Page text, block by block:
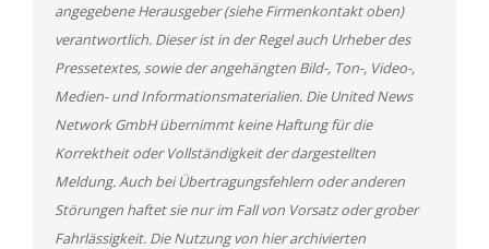
angegebene Herausgeber (siehe Firmenkontakt oben)
verantwortlich. Dieser ist in der Regel auch Urheber des
Pressetextes, sowie der angehängten Bild-, Ton-, Video-,
Medien- und Informationsmaterialien. Die United News
Network GmbH übernimmt keine Haftung für die
Korrektheit oder Vollständigkeit der dargestellten
Meldung. Auch bei Übertragungsfehlern oder anderen
Störungen haftet sie nur im Fall von Vorsatz oder grober
Fahrlässigkeit. Die Nutzung von hier archivierten